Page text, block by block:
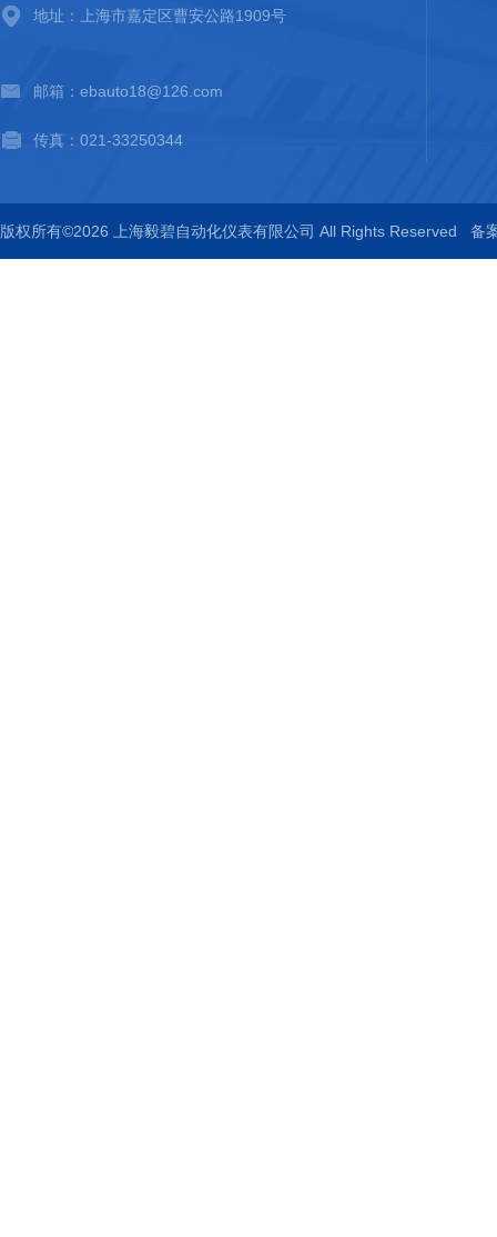
地址：上海市嘉定区曹安公路1909号
邮箱：ebauto18@126.com
传真：021-33250344
版权所有©2026 上海毅碧自动化仪表有限公司 All Rights Reserved 备